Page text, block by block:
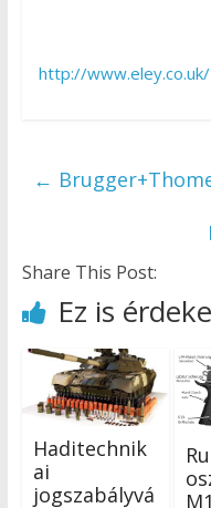
http://www.eley.co.uk/
←
Share This Post:
Ez is
Haditechnik
ai
jogszabályvá